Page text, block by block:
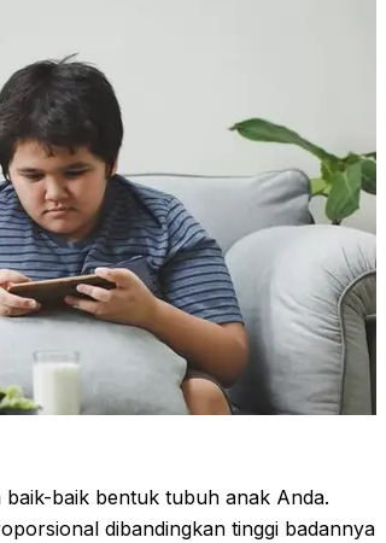
baik-baik bentuk tubuh anak Anda.
dibandingkan tinggi badannya